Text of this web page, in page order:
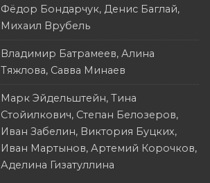
Фёдор Бондарчук, Денис Баглай,
Михаил Врубель
Владимир Батрамеев, Алина
Тяжлова, Савва Минаев
Марк Эйдельштейн, Тина
Стойилкович, Степан Белозеров,
Иван Забелин, Виктория Буцких,
Иван Мартынов, Артемий Корочков,
Аделина Гизатуллина